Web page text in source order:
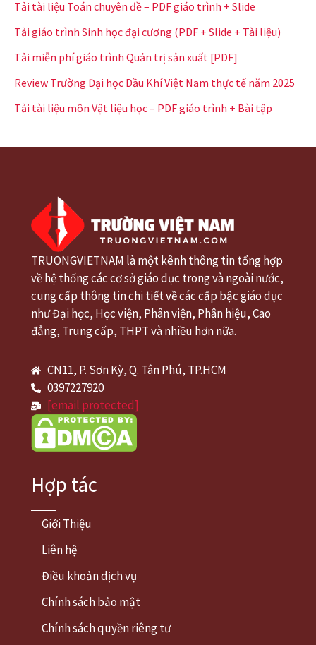
Tải tài liệu Toán chuyên đề – PDF giáo trình + Slide
Tải giáo trình Sinh học đại cương (PDF + Slide + Tài liệu)
Tải miễn phí giáo trình Quản trị sản xuất [PDF]
Review Trường Đại học Dầu Khí Việt Nam thực tế năm 2025
Tải tài liệu môn Vật liệu học – PDF giáo trình + Bài tập
TRUONGVIETNAM là một kênh thông tin tổng hợp
về hệ thống các cơ sở giáo dục trong và ngoài nước,
cung cấp thông tin chi tiết về các cấp bậc giáo dục
như Đại học, Học viện, Phân viện, Phân hiệu, Cao
đẳng, Trung cấp, THPT và nhiều hơn nữa.
CN11, P. Sơn Kỳ, Q. Tân Phú, TP.HCM
0397227920
[email protected]
Hợp tác
Giới Thiệu
Liên hệ
Điều khoản dịch vụ
Chính sách bảo mật
Chính sách quyền riêng tư